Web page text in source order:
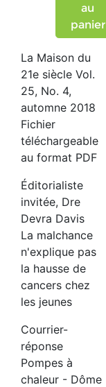
au
panier
La Maison du
21e siècle Vol.
25, No. 4,
automne 2018
Fichier
téléchargeable
au format PDF
Éditorialiste
invitée, Dre
Devra Davis
La malchance
n'explique pas
la hausse de
cancers chez
les jeunes
Courrier-
réponse
Pompes à
chaleur - Dôme